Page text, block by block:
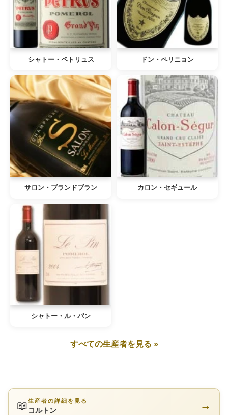
シャトー・ペトリュス ドン・ペリニョン
サロン・ブランドブラン カロン・セギュール
シャトー・ル・パン
すべての生産者を見る »
📖生産者の詳細を見る
コルトン →